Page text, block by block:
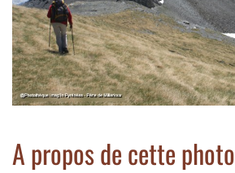
A propos de cette photo